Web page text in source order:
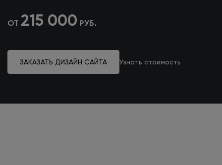
ОТ 215 000 РУБ.
ЗАКАЗАТЬ ДИЗАЙН САЙТА Узнать стоимость